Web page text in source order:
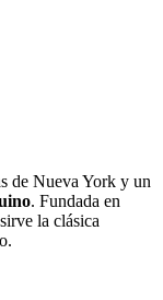
de Nueva York y un
. Fundada en
la clásica